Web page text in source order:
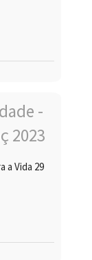
a Vida 29